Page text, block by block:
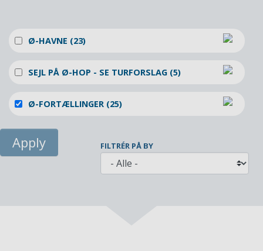
Ø-HAVNE (23)
SEJL PÅ Ø-HOP - SE TURFORSLAG (5)
Ø-FORTÆLLINGER (25)
FILTRÉR PÅ BY